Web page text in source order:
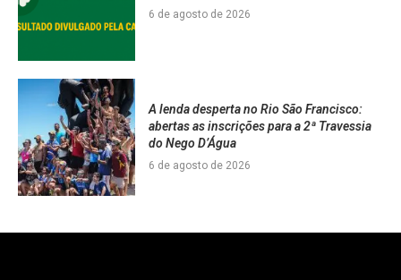
6 de agosto de 2026
A lenda desperta no Rio São Francisco:
abertas as inscrições para a 2ª Travessia
do Nego D’Água
6 de agosto de 2026